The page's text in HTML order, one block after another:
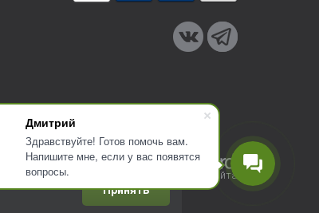
Дмитрий
Здравствуйте! Готов помочь вам.
Напишите мне, если у вас появятся
вопросы.
Разработка сайта
с
Принять